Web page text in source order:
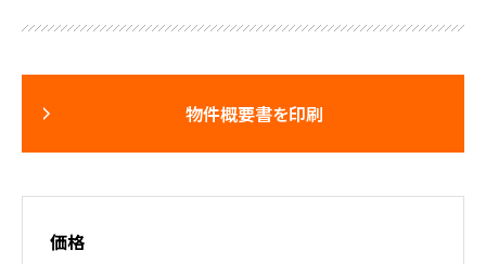
物件概要書を印刷
価格